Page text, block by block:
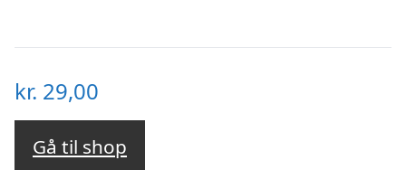
kr. 29,00
Gå til shop